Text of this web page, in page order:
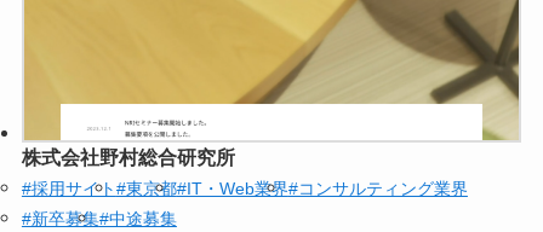
株式会社野村総合研究所
#採用サイト#東京都#IT・Web業界#コンサルティング業界
#新卒募集#中途募集